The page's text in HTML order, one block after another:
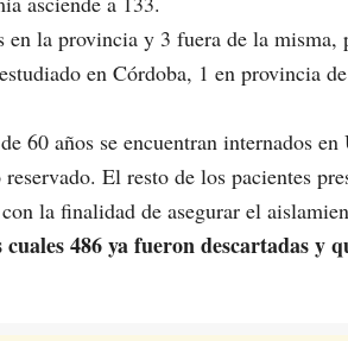
en la provincia y 3 fuera de la misma,
en Córdoba, 1 en provincia de
60 años se encuentran internados en
El resto de los pacientes
la finalidad de asegurar el
486 ya fueron descartadas y